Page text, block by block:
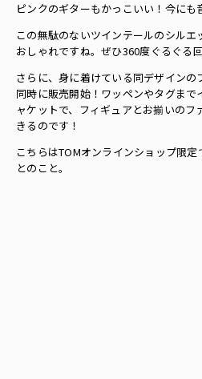
ピンクのギターもかっこいい！今にも
この無駄のないツインテールのシルエ
おしゃれですね。ぜひ360度ぐるぐる
さらに、身に着けている同デザインの
同時に販売開始！ワッペンやタグま
ャケットで、フィギュアとお揃いの
きるのです！
こちらはTOMオンラインショップ限
とのこと。